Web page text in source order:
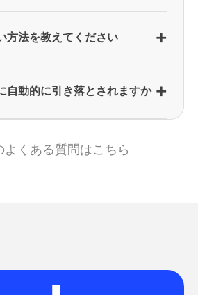
済の更新が開始します。有料会
場合は、必ず24時間前までにキ
お願いいたします！
人の弱点やリクエストに基づい
カスタムレッスンなど、最新AI
プラスをご購入の方は、これら
制限にご利用いただけます。そ
ソナライズされた学習体験を求
に関しては、両プランともに制
で購読を開始できるように「7
購読を開始すると、開始から7
方法を教えてください
をご利用いただけます。
自動的に引き落とされますか
択した購読の決済は行われませ
行わない場合は、選択したプラ
よくある質問はこちら